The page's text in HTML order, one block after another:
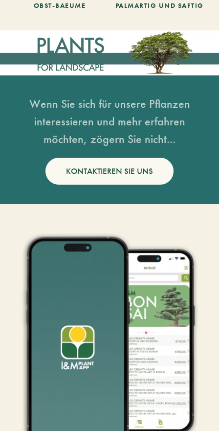
OBST-BAEUME PALMARTIG UND SAFTIG
Wenn Sie sich für unsere Pflanzen
interessieren und mehr erfahren
möchten, zögern Sie nicht...
KONTAKTIEREN SIE UNS